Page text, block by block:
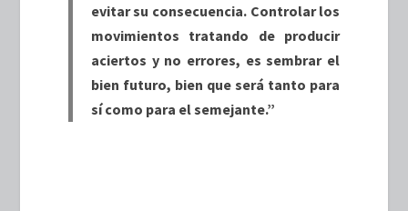
evitar su consecuencia. Controlar los
movimientos tratando de producir
aciertos y no errores, es sembrar el
bien futuro, bien que será tanto para
sí como para el semejante.”